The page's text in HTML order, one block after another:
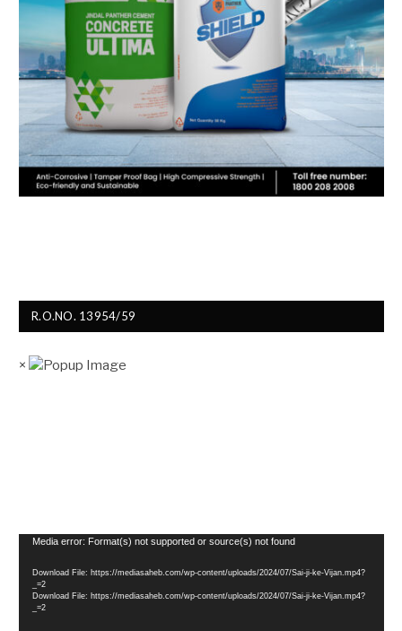
R.O.NO. 13954/59
×
Video
Media error: Format(s) not supported or source(s) not found
Download File: https://mediasaheb.com/wp-content/uploads/2024/07/Sai-ji-ke-Vijan.mp4?
_=2
Download File: https://mediasaheb.com/wp-content/uploads/2024/07/Sai-ji-ke-Vijan.mp4?
_=2